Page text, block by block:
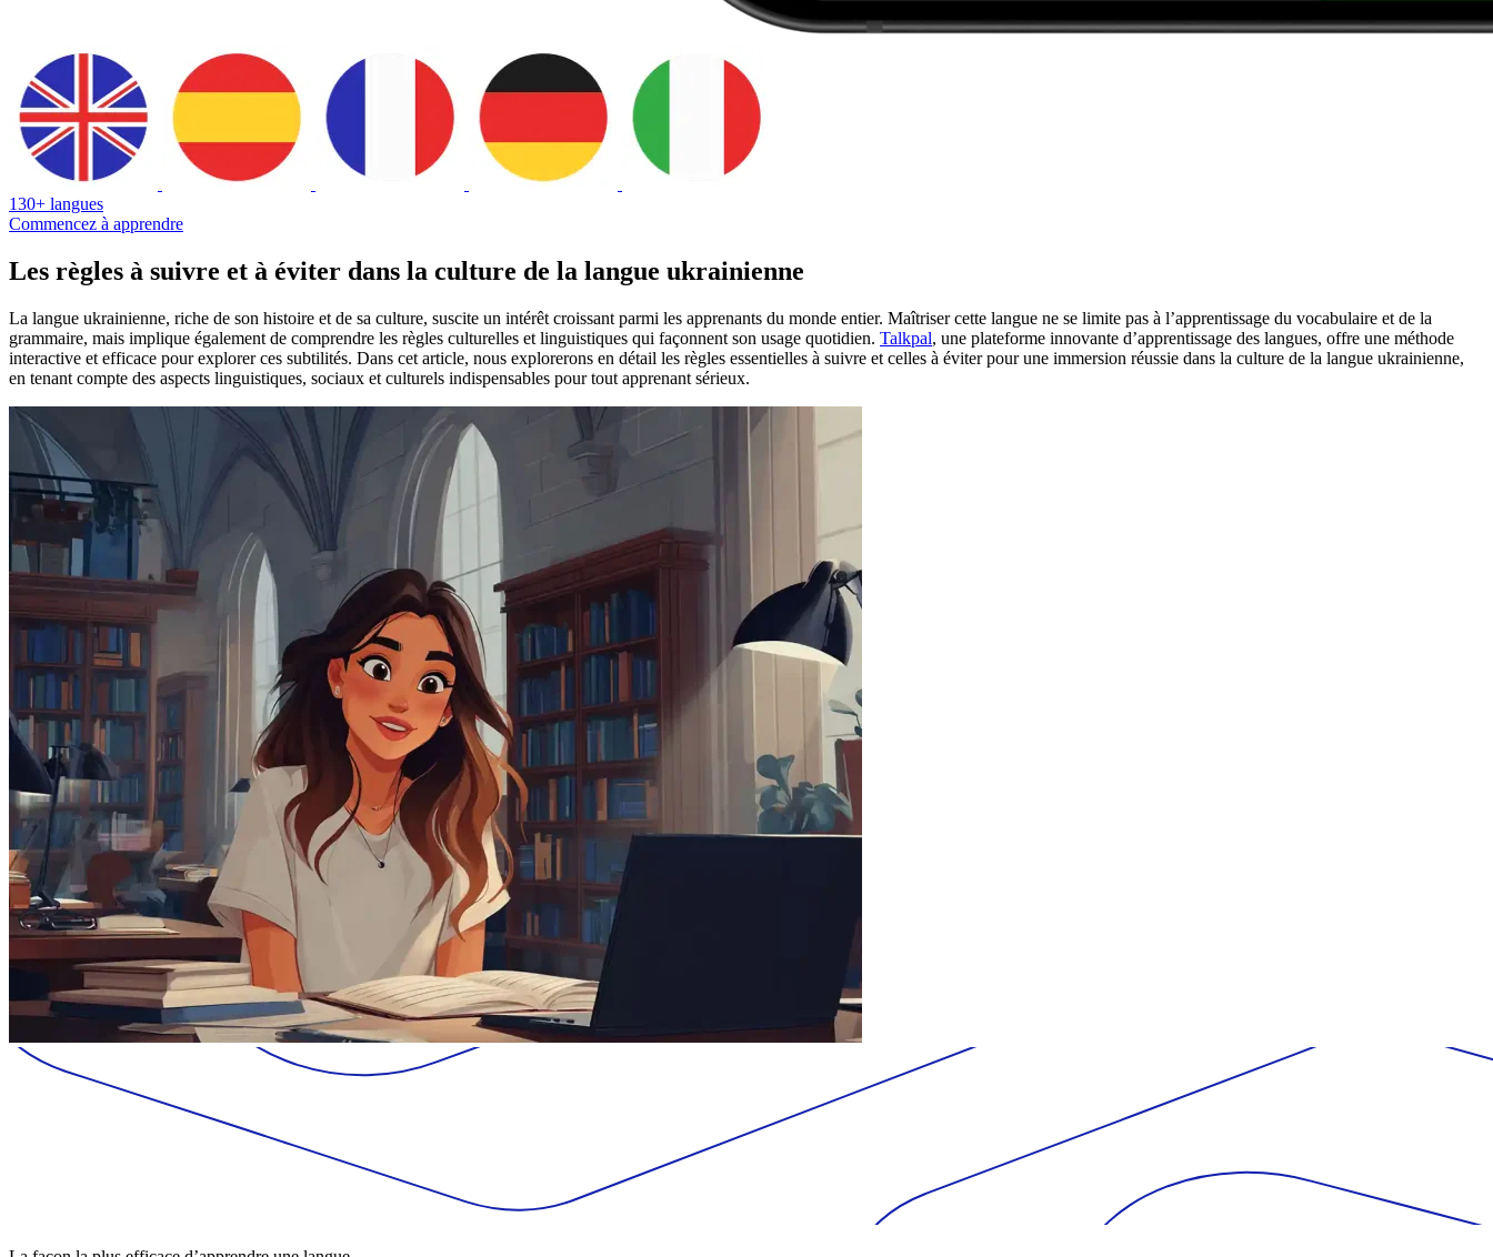
130+ langues
Commencez à apprendre
Les règles à suivre et à éviter dans la culture de la langue ukrainienne
La langue ukrainienne, riche de son histoire et de sa culture, suscite un intérêt croissant parmi les apprenants du monde entier. Maîtriser cette langue ne se limite pas à l’apprentissage du vocabulaire et de la
grammaire, mais implique également de comprendre les règles culturelles et linguistiques qui façonnent son usage quotidien. Talkpal, une plateforme innovante d’apprentissage des langues, offre une méthode
interactive et efficace pour explorer ces subtilités. Dans cet article, nous explorerons en détail les règles essentielles à suivre et celles à éviter pour une immersion réussie dans la culture de la langue ukrainienne,
en tenant compte des aspects linguistiques, sociaux et culturels indispensables pour tout apprenant sérieux.